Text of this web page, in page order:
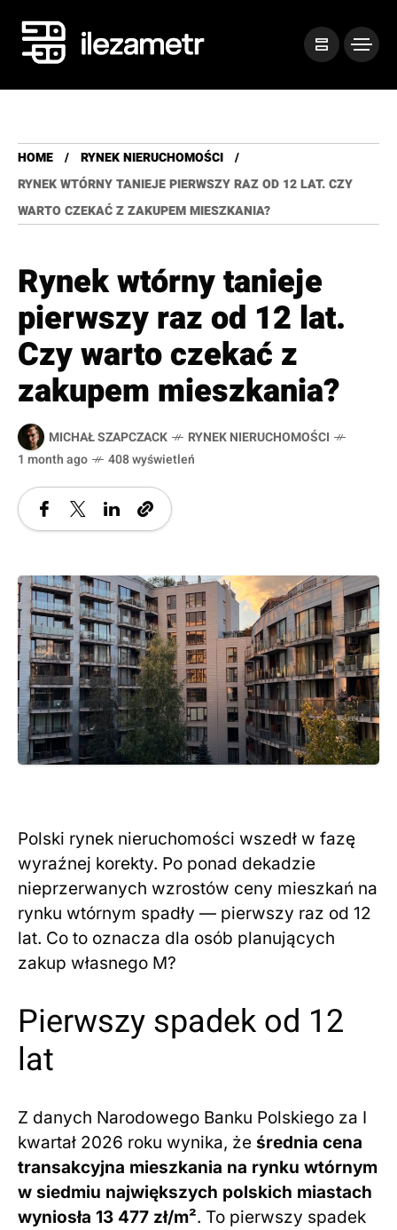
HOME
RYNEK NIERUCHOMOŚCI
RYNEK WTÓRNY TANIEJE PIERWSZY RAZ OD 12 LAT. CZY
WARTO CZEKAĆ Z ZAKUPEM MIESZKANIA?
Rynek wtórny tanieje
pierwszy raz od 12 lat.
Czy warto czekać z
zakupem mieszkania?
MICHAŁ SZAPCZACK
RYNEK NIERUCHOMOŚCI
1 month ago
408 wyświetleń
Polski rynek nieruchomości wszedł w fazę
wyraźnej korekty. Po ponad dekadzie
nieprzerwanych wzrostów ceny mieszkań na
rynku wtórnym spadły — pierwszy raz od 12
lat. Co to oznacza dla osób planujących
zakup własnego M?
Pierwszy spadek od 12
lat
Z danych Narodowego Banku Polskiego za I
kwartał 2026 roku wynika, że średnia cena
transakcyjna mieszkania na rynku wtórnym
w siedmiu największych polskich miastach
wyniosła 13 477 zł/m². To pierwszy spadek